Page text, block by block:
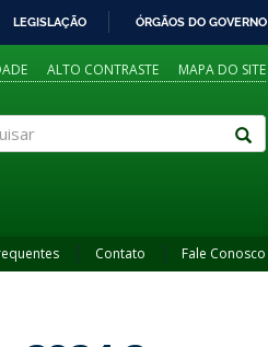
LEGISLAÇÃO ÓRGÃOS DO GOVERNO
ALTO CONTRASTE MAPA DO SITE
Contato Fale Conosco